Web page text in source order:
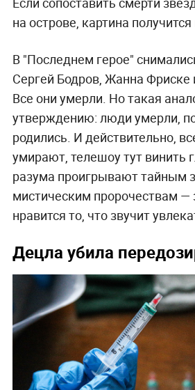
на острове, картина
В "Последнем герое"
Сергей Бодров, Жанна Фриске
Все они умерли. Но такая
утверждению: люди умерли,
родились. И действительно,
умирают, телешоу тут винить
разума проигрывают тайным
мистическим пророчествам —
нравится то, что звучит
Децла убила